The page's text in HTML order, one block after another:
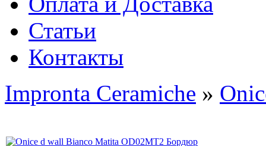
Статьи
Контакты
Impronta Ceramiche »